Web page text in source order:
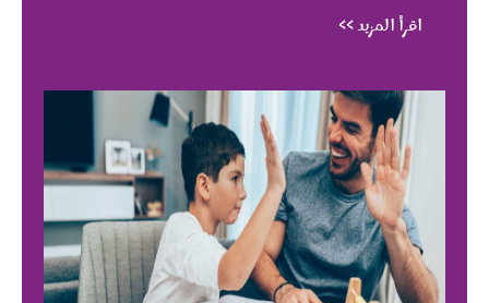
اقرأ المزيد >>